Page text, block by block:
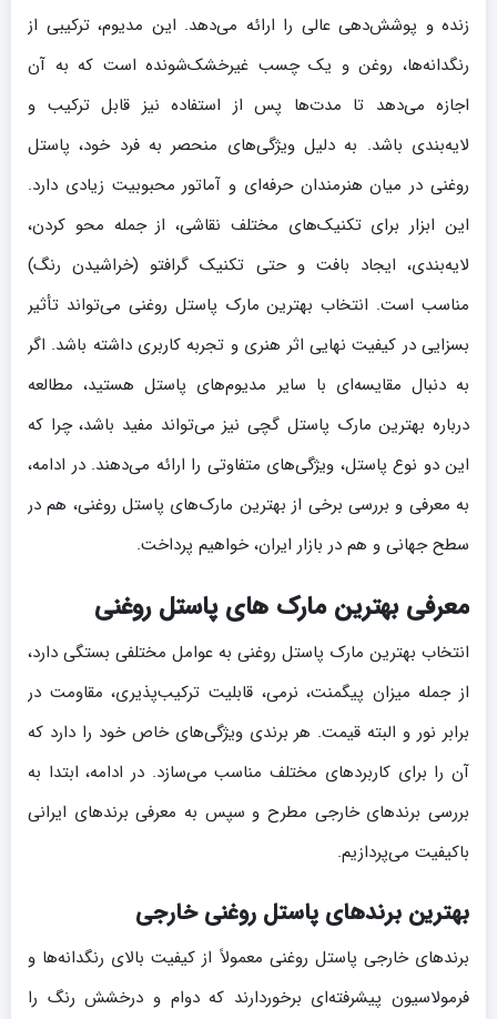
زنده و پوشش‌دهی عالی را ارائه می‌دهد. این مدیوم، ترکیبی از
رنگدانه‌ها، روغن و یک چسب غیرخشک‌شونده است که به آن
اجازه می‌دهد تا مدت‌ها پس از استفاده نیز قابل ترکیب و
لایه‌بندی باشد. به دلیل ویژگی‌های منحصر به فرد خود، پاستل
روغنی در میان هنرمندان حرفه‌ای و آماتور محبوبیت زیادی دارد.
این ابزار برای تکنیک‌های مختلف نقاشی، از جمله محو کردن،
لایه‌بندی، ایجاد بافت و حتی تکنیک گرافتو (خراشیدن رنگ)
مناسب است. انتخاب بهترین مارک پاستل روغنی می‌تواند تأثیر
بسزایی در کیفیت نهایی اثر هنری و تجربه کاربری داشته باشد. اگر
به دنبال مقایسه‌ای با سایر مدیوم‌های پاستل هستید، مطالعه
درباره بهترین مارک پاستل گچی نیز می‌تواند مفید باشد، چرا که
این دو نوع پاستل، ویژگی‌های متفاوتی را ارائه می‌دهند. در ادامه،
به معرفی و بررسی برخی از بهترین مارک‌های پاستل روغنی، هم در
سطح جهانی و هم در بازار ایران، خواهیم پرداخت.
معرفی بهترین مارک های پاستل روغنی
انتخاب بهترین مارک پاستل روغنی به عوامل مختلفی بستگی دارد،
از جمله میزان پیگمنت، نرمی، قابلیت ترکیب‌پذیری، مقاومت در
برابر نور و البته قیمت. هر برندی ویژگی‌های خاص خود را دارد که
آن را برای کاربردهای مختلف مناسب می‌سازد. در ادامه، ابتدا به
بررسی برندهای خارجی مطرح و سپس به معرفی برندهای ایرانی
باکیفیت می‌پردازیم.
بهترین برندهای پاستل روغنی خارجی
برندهای خارجی پاستل روغنی معمولاً از کیفیت بالای رنگدانه‌ها و
فرمولاسیون پیشرفته‌ای برخوردارند که دوام و درخشش رنگ را